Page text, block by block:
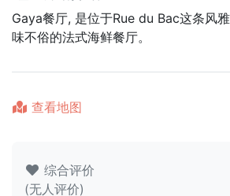
Gaya餐厅, 是位于Rue du Bac这条风
味不俗的法式海鲜餐厅。
查看地图
综合评价
(无人评价)